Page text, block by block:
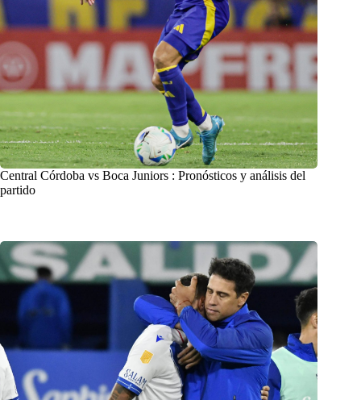
Central Córdoba vs Boca Juniors : Pronósticos y análisis del
partido